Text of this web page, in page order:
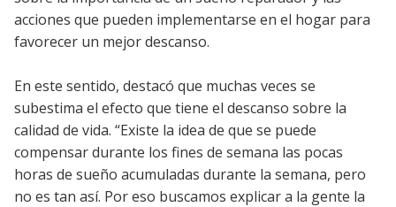
acciones que pueden implementarse en el hogar para
favorecer un mejor descanso.
En este sentido, destacó que muchas veces se
subestima el efecto que tiene el descanso sobre la
calidad de vida. “Existe la idea de que se puede
compensar durante los fines de semana las pocas
horas de sueño acumuladas durante la semana, pero
no es tan así. Por eso buscamos explicar a la gente la